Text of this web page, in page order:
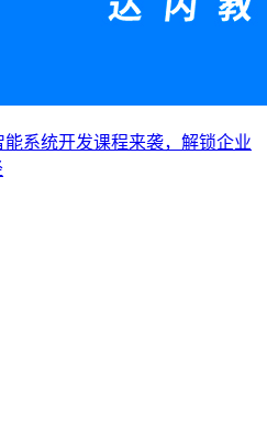
系统开发课程来袭，解锁企业